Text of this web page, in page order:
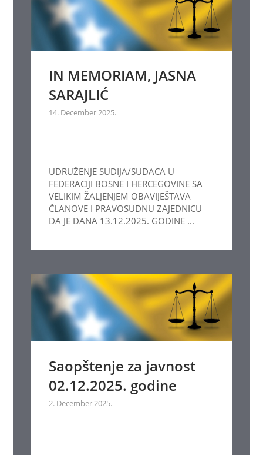
IN MEMORIAM, JASNA
SARAJLIĆ
14. December 2025.
UDRUŽENJE SUDIJA/SUDACA U
FEDERACIJI BOSNE I HERCEGOVINE SA
VELIKIM ŽALJENJEM OBAVIJEŠTAVA
ČLANOVE I PRAVOSUDNU ZAJEDNICU
DA JE DANA 13.12.2025. GODINE ...
Saopštenje za javnost
02.12.2025. godine
2. December 2025.